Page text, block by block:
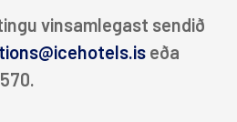
Reykjavík -
Natura Hotel
vinsamlegast sendið
eða